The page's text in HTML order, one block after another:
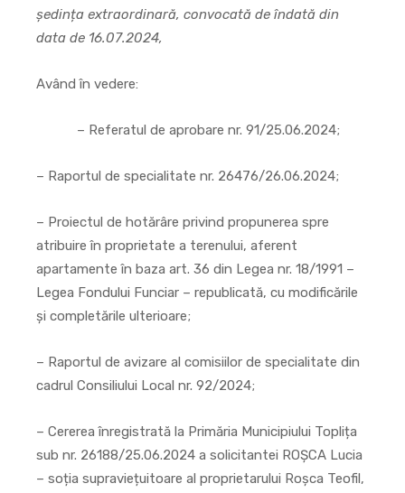
ședința extraordinară, convocată de îndată din
data de 16.07.2024,
Având în vedere:
– Referatul de aprobare nr. 91/25.06.2024;
– Raportul de specialitate nr. 26476/26.06.2024;
– Proiectul de hotărâre privind propunerea spre
atribuire în proprietate a terenului, aferent
apartamente în baza art. 36 din Legea nr. 18/1991 –
Legea Fondului Funciar – republicată, cu modificările
și completările ulterioare;
– Raportul de avizare al comisiilor de specialitate din
cadrul Consiliului Local nr. 92/2024;
– Cererea înregistrată la Primăria Municipiului Toplița
sub nr. 26188/25.06.2024 a solicitantei ROȘCA Lucia
– soția supraviețuitoare al proprietarului Roșca Teofil,